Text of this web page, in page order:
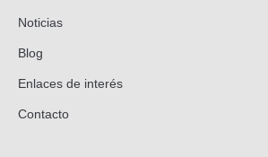
Noticias
Blog
Enlaces de interés
Contacto